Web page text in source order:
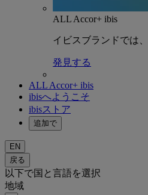
ALL Accor+ ibis
イビスブランドでは、
発見する
ALL Accor+ ibis
ibisへようこそ
ibisストア
追加で
EN
戻る
以下で国と言語を選択
地域